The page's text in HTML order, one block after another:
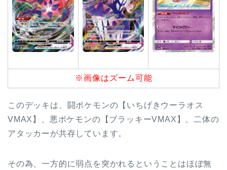
※画像はズーム可能
このデッキは、闘ポケモンの【いちげきウーラオス
VMAX】、悪ポケモンの【ブラッキーVMAX】、二体の
アタッカーが共存しています。
その為、一方的に弱点を突かれるということはほぼ無